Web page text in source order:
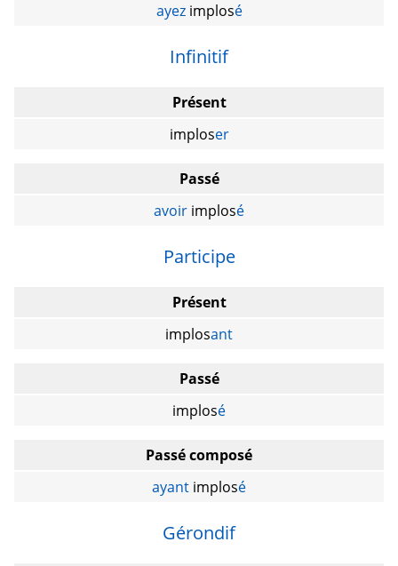
ayezimplosé
Infinitif
Présent
imploser
Passé
avoir implosé
Participe
Présent
implosant
Passé
implosé
Passé composé
ayant implosé
Gérondif